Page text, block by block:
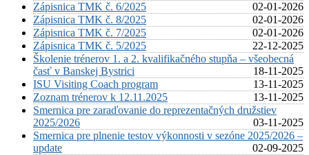
Zápisnica TMK č. 6/2025
02-01-2026
Zápisnica TMK č. 8/2025
02-01-2026
Zápisnica TMK č. 7/2025
02-01-2026
Zápisnica TMK č. 5/2025
22-12-2025
Školenie trénerov 1. a 2. kvalifikačného stupňa – všeobecná
časť v Banskej Bystrici
18-11-2025
ISU Visiting Coach program
13-11-2025
Zoznam trénerov k 12.11.2025
13-11-2025
Smernica pre zaraďovanie do reprezentačných družstiev
2025/2026
03-11-2025
Smernica pre plnenie testov výkonnosti v sezóne 2025/2026 –
update
02-09-2025